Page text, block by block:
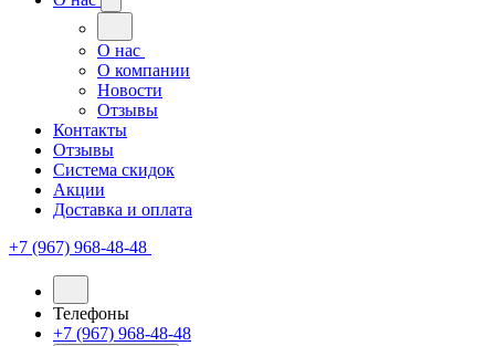
О нас
О компании
Новости
Отзывы
Контакты
Отзывы
Система скидок
Акции
Доставка и оплата
+7 (967) 968-48-48
Телефоны
+7 (967) 968-48-48